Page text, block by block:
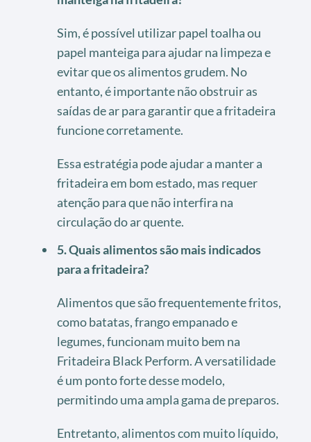
Sim, é possível utilizar papel toalha ou
papel manteiga para ajudar na limpeza e
evitar que os alimentos grudem. No
entanto, é importante não obstruir as
saídas de ar para garantir que a fritadeira
funcione corretamente.
Essa estratégia pode ajudar a manter a
fritadeira em bom estado, mas requer
atenção para que não interfira na
circulação do ar quente.
5. Quais alimentos são mais indicados
para a fritadeira?
Alimentos que são frequentemente fritos,
como batatas, frango empanado e
legumes, funcionam muito bem na
Fritadeira Black Perform. A versatilidade
é um ponto forte desse modelo,
permitindo uma ampla gama de preparos.
Entretanto, alimentos com muito líquido,